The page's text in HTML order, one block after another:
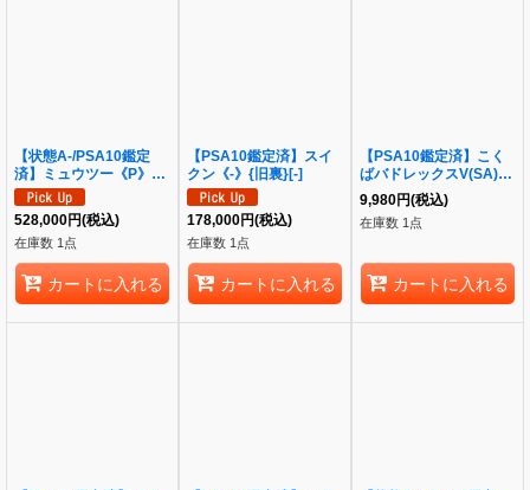
【状態A-/PSA10鑑定
済】ミュウツー《P》
{046/P}[その他]
528,000円(税込)
在庫数 1点
カートに入れる
【PSA10鑑定済】スイ
クン《-》{旧裏}[-]
178,000円(税込)
在庫数 1点
カートに入れる
【PSA10鑑定済】こく
ばバドレックスV(SA)
《SR》{076/070}[その
他]
9,980円(税込)
在庫数 1点
カートに入れる